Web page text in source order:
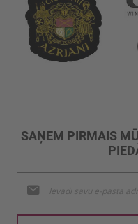
SAŅEM PIRMAIS
jaunumu
saņemšanai: